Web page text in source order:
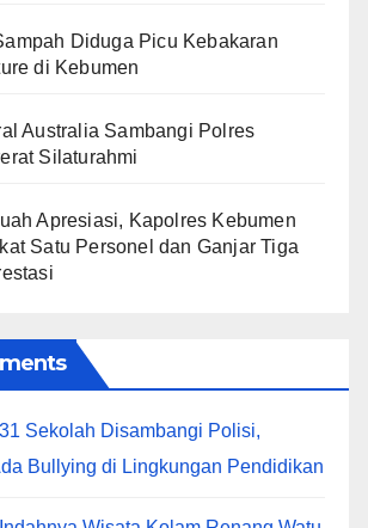
Diduga Picu Kebakaran
di Kebumen
Australia Sambangi Polres
Silaturahmi
Apresiasi, Kapolres Kebumen
Satu Personel dan Ganjar Tiga
31 Sekolah Disambangi Polisi,
Bullying di Lingkungan Pendidikan